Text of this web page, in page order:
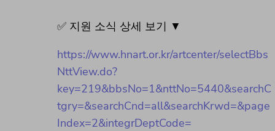
✅ 지원 소식 상세 보기 ▼
https://www.hnart.or.kr/artcenter/selectBbs
NttView.do?
key=219&bbsNo=1&nttNo=5440&searchC
tgry=&searchCnd=all&searchKrwd=&page
Index=2&integrDeptCode=